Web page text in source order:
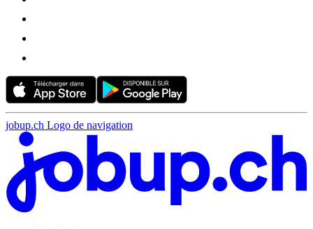
jobup.ch Logo de navigation